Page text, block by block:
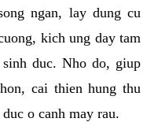
ngan, lay dung cu
kich ung day tam
duc. Nho do, giup
cai thien hung thu
o canh may rau.